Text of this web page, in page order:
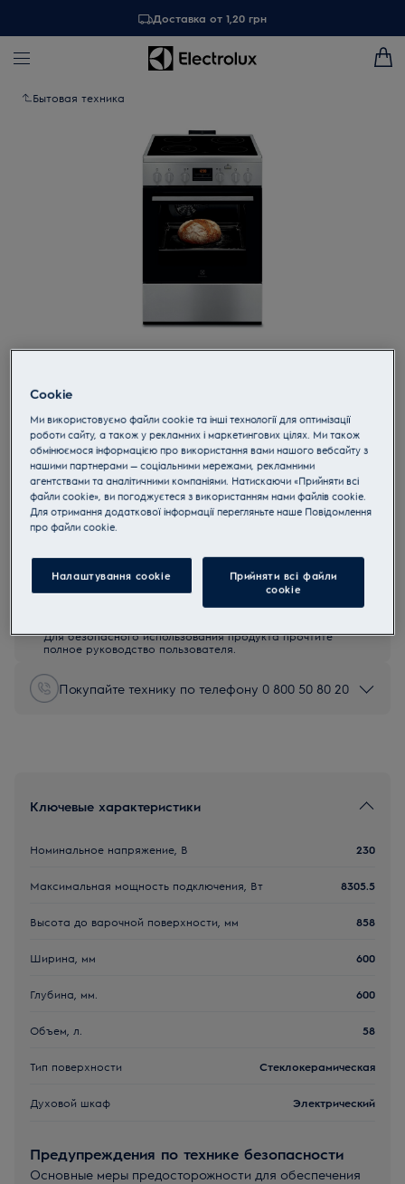
Доставка от 1,20 грн
Бытовая техника
Tap to zoom
RKR660203X
SteamBake Электрическая плита
Нержавеющая сталь с
Antifingerprint
0 (0)
Инструкции по безопасности и предупреждение по
безопасности в соответствии с регламентом ЕС 2023/988
Для безопасного использования продукта прочтите
полное руководство пользователя.
Покупайте технику по телефону 0 800 50 80 20
Ключевые характеристики
Номинальное напряжение, В 230
Максимальная мощность подключения, Вт 8305.5
Высота до варочной поверхности, мм 858
Ширина, мм 600
Глубина, мм. 600
Объем, л. 58
Тип поверхности Стеклокерамическая
Духовой шкаф Электрический
Предупреждения по технике безопасности
Основные меры предосторожности для обеспечения
Cookie
Ми використовуємо файли cookie та інші технології для оптимізації
роботи сайту, а також у рекламних і маркетингових цілях. Ми також
обмінюємося інформацією про використання вами нашого вебсайту з
нашими партнерами — соціальними мережами, рекламними
агентствами та аналітичними компаніями. Натискаючи «Прийняти всі
файли cookie», ви погоджуєтеся з використанням нами файлів cookie.
Для отримання додаткової інформації перегляньте наше Пoвідомлення
прo файли cookie.
Налаштування cookie
Прийняти всі файли
сookie